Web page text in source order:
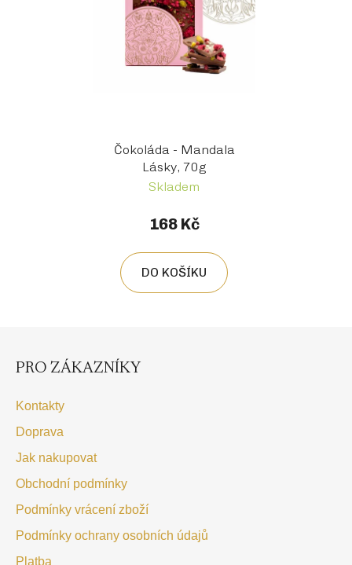
Čokoláda - Mandala
Lásky, 70g
Skladem
168 Kč
DO KOŠÍKU
PRO ZÁKAZNÍKY
Kontakty
Doprava
Jak nakupovat
Obchodní podmínky
Podmínky vrácení zboží
Podmínky ochrany osobních údajů
Platba